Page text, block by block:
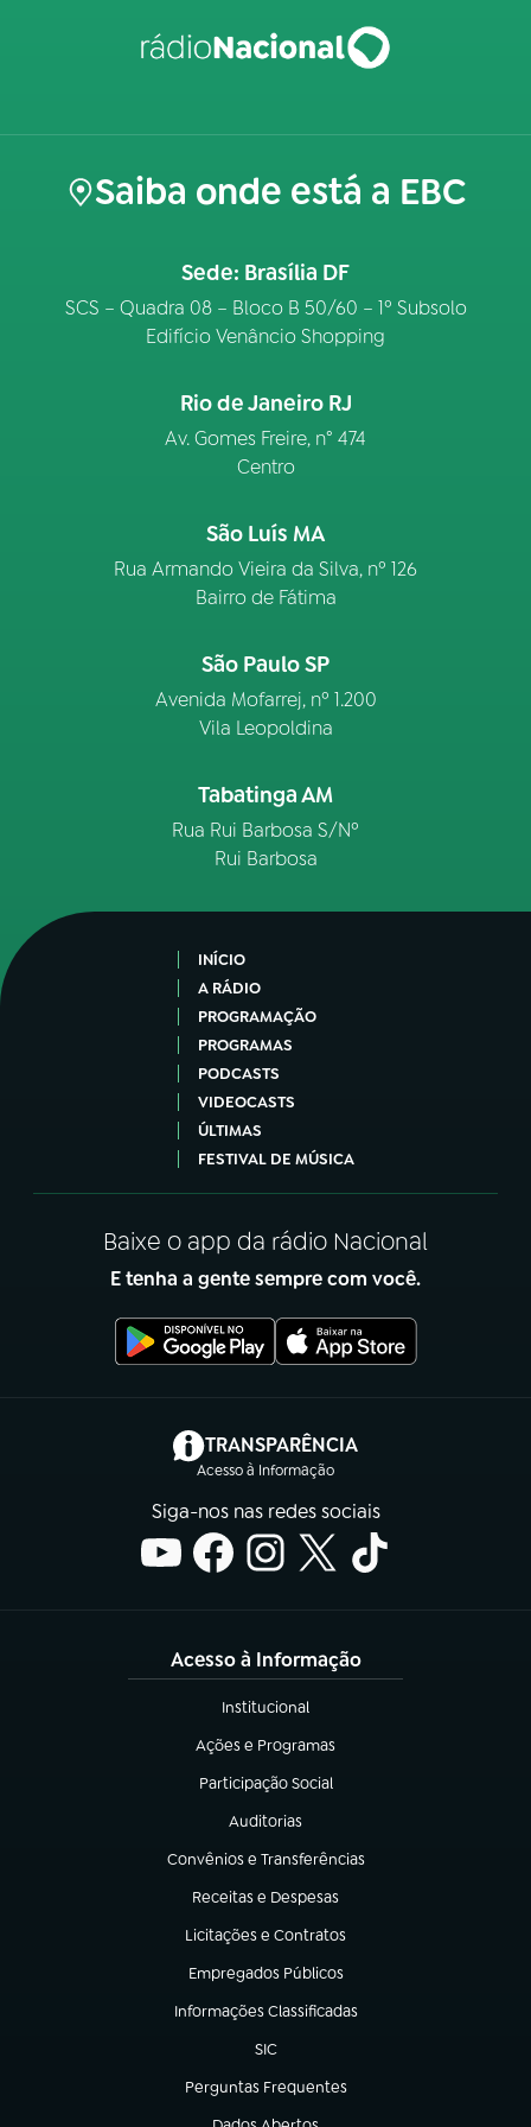
Saiba onde está a EBC
Sede: Brasília DF
SCS – Quadra 08 – Bloco B 50/60 – 1º Subsolo
Edifício Venâncio Shopping
Rio de Janeiro RJ
Av. Gomes Freire, n° 474
Centro
São Luís MA
Rua Armando Vieira da Silva, nº 126
Bairro de Fátima
São Paulo SP
Avenida Mofarrej, nº 1.200
Vila Leopoldina
Tabatinga AM
Rua Rui Barbosa S/Nº
Rui Barbosa
INÍCIO
A RÁDIO
PROGRAMAÇÃO
PROGRAMAS
PODCASTS
VIDEOCASTS
ÚLTIMAS
FESTIVAL DE MÚSICA
Baixe o app da rádio Nacional
E tenha a gente sempre com você.
TRANSPARÊNCIA
Acesso à Informação
(abre em nova aba)
Siga-nos nas redes sociais
Acesso à Informação
Institucional
(abre em nova aba)
Ações e Programas
(abre em nova aba)
Participação Social
(abre em nova aba)
Auditorias
(abre em nova aba)
Convênios e Transferências
(abre em nova aba)
Receitas e Despesas
(abre em nova aba)
Licitações e Contratos
(abre em nova aba)
Empregados Públicos
(abre em nova aba)
Informações Classificadas
(abre em nova aba)
SIC
(abre em nova aba)
Perguntas Frequentes
(abre em nova aba)